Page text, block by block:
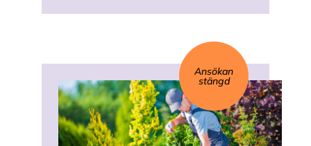
Ansökan
stängd